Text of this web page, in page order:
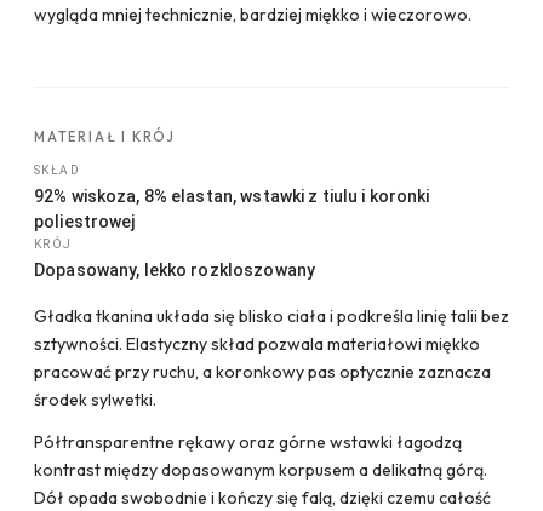
wygląda mniej technicznie, bardziej miękko i wieczorowo.
MATERIAŁ I KRÓJ
SKŁAD
92% wiskoza, 8% elastan, wstawki z tiulu i koronki
poliestrowej
KRÓJ
Dopasowany, lekko rozkloszowany
Gładka tkanina układa się blisko ciała i podkreśla linię talii bez
sztywności. Elastyczny skład pozwala materiałowi miękko
pracować przy ruchu, a koronkowy pas optycznie zaznacza
środek sylwetki.
Półtransparentne rękawy oraz górne wstawki łagodzą
kontrast między dopasowanym korpusem a delikatną górą.
Dół opada swobodnie i kończy się falą, dzięki czemu całość